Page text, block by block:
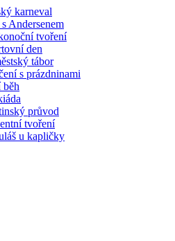
karneval
Andersenem
tvoření
den
tábor
s prázdninami
běh
průvod
tvoření
u kapličky